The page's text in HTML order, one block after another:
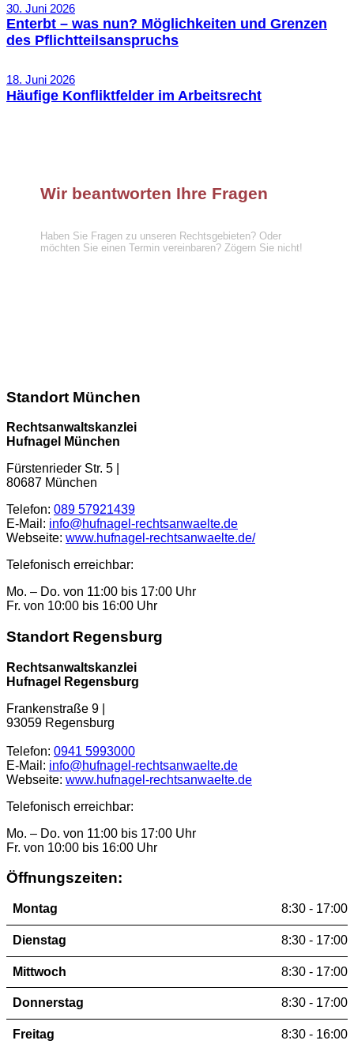
30. Juni 2026
Enterbt – was nun? Möglichkeiten und Grenzen
des Pflichtteilsanspruchs
18. Juni 2026
Häufige Konfliktfelder im Arbeitsrecht
Wir beantworten Ihre Fragen
Haben Sie Fragen zu unseren Rechtsgebieten? Oder
möchten Sie einen Termin vereinbaren? Zögern Sie nicht!
Standort München
Rechtsanwaltskanzlei
Hufnagel München
Fürstenrieder Str. 5
80687 München
Telefon: 089 57921439
E-Mail: info@hufnagel-rechtsanwaelte.de
Webseite: www.hufnagel-rechtsanwaelte.de/
Telefonisch erreichbar:
Mo. – Do. von 11:00 bis 17:00 Uhr
Fr. von 10:00 bis 16:00 Uhr
Standort Regensburg
Rechtsanwaltskanzlei
Hufnagel Regensburg
Frankenstraße 9 |
93059 Regensburg
Telefon: 0941 5993000
E-Mail: info@hufnagel-rechtsanwaelte.de
Webseite: www.hufnagel-rechtsanwaelte.de
Telefonisch erreichbar:
Mo. – Do. von 11:00 bis 17:00 Uhr
Fr. von 10:00 bis 16:00 Uhr
Öffnungszeiten:
Montag 8:30 - 17:00
Dienstag 8:30 - 17:00
Mittwoch 8:30 - 17:00
Donnerstag 8:30 - 17:00
Freitag 8:30 - 16:00